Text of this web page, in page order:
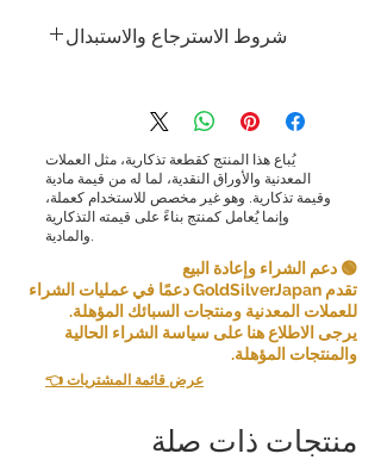
شروط الاسترجاع والاستبدال
وضمان رضا العملاء. ونظرًا لطبيعة المنتجات
براحة العميل.
مع ذلك، في بعض الحالات، قد نقبل الإرجاع
كاستثناء. الإرجاع ممكن إذا استوفيت الشروط
عنصر غير صحيح: إذا تلقيت عنصرًا مختلفًا عن
العنصر الذي طلبته، فيرجى إخبارنا بذلك في
غضون [5 أيام] من استلام العنصر وسنرسل
إليك العنصر الصحيح ونغطي أي تكاليف شحن
إذا قمت بإلغاء أي جزء أو أجزاء من طلبك
يُباع هذا المنتج كقطعة تذكارية، مثل العملات
المعدنية والأوراق النقدية، لما له من قيمة مادية
وقيمة تذكارية. وهو غير مخصص للاستخدام كعملة،
وإنما يُعامل كمنتج بناءً على قيمته التذكارية
🟢 دعم الشراء وإعادة البيع
تقدم GoldSilverJapan دعمًا في عمليات الشراء
للعملات المعدنية ومنتجات السبائك المؤهلة.
يرجى الاطلاع هنا على سياسة الشراء الحالية
والمنتجات المؤهلة.
👈 عرض قائمة المشتريات
منتجات ذات صلة